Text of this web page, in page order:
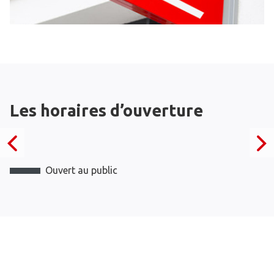
Les horaires d’ouverture
Ouvert au public